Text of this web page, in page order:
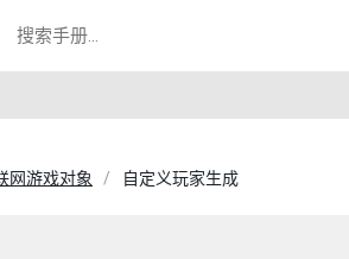
网游戏对象 自定义玩家生成